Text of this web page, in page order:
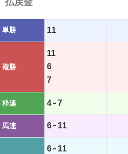
払戻金
単勝 11
複勝
11
6
7
枠連 4 7
馬連 6 11
6
11